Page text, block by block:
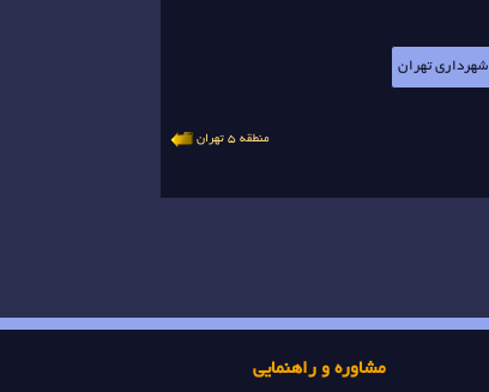
منطقه 5 تهران
مشاوره و راهنمایی